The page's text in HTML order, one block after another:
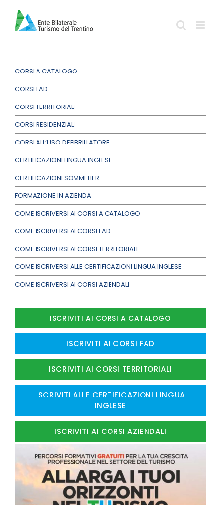
contenuto
CORSI A CATALOGO
CORSI FAD
CORSI TERRITORIALI
CORSI RESIDENZIALI
CORSI ALL’USO DEFIBRILLATORE
CERTIFICAZIONI LINGUA INGLESE
CERTIFICAZIONI SOMMELIER
FORMAZIONE IN AZIENDA
COME ISCRIVERSI AI CORSI A CATALOGO
COME ISCRIVERSI AI CORSI FAD
COME ISCRIVERSI AI CORSI TERRITORIALI
COME ISCRIVERSI ALLE CERTIFICAZIONI LINGUA INGLESE
COME ISCRIVERSI AI CORSI AZIENDALI
ISCRIVITI AI CORSI A CATALOGO
ISCRIVITI AI CORSI FAD
ISCRIVITI AI CORSI TERRITORIALI
ISCRIVITI ALLE CERTIFICAZIONI LINGUA
INGLESE
ISCRIVITI AI CORSI AZIENDALI